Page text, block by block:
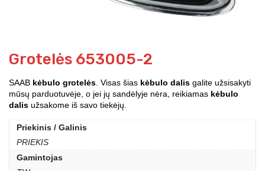
Grotelės 653005-2
SAAB kėbulo grotelės. Visas šias kėbulo dalis galite užsisakyti
mūsų parduotuvėje, o jei jų sandėlyje nėra, reikiamas kėbulo
dalis užsakome iš savo tiekėjų.
Priekinis / Galinis
PRIEKIS
Gamintojas